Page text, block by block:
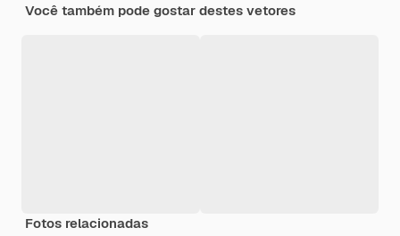
Você também pode gostar destes vetores
Fotos relacionadas